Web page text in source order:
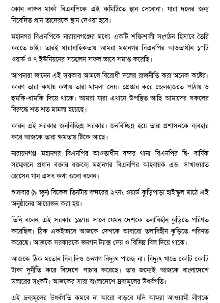
কোন লাঙ্গল মার্কা বিএনপিকে এই কমিটিতে স্থান দেবোনা। যারা দলের জন্য
নিবেদিত প্রান তাদেরকে স্থান দেওয়া হবে।
মহানগর বিএনপিকে নারায়ণগঞ্জের মধ্যে একটি শক্তিশালী সংগঠন হিসাবে তৈরি
করতে চাই। তারই ধারাবাহিকতায় আমরা মহানগর বিএনপির আওতাধীন ১৭টি
ওয়ার্ড ও ৭ ইউনিয়নের সম্মেলন সফল ভাবে সমাপ্ত করেছি।
আপনারা জানেন এই সরকার আমলে বিরোধী দলের রাজনীতি করা অনেক কষ্টের।
কারণ তারা কথায় কথায় তারা মামলা দেয়। গ্রেপ্তার করে জেলহাজতে পাঠায় ও
হুমকি-ধামকি দিয়ে থাকে। আমরা যারা এখানে উপস্থিত আছি আমাদের সকলের
বিরুদ্ধে শত শত মামলা হয়েছে।
কারন এই সরকার জনবিচ্ছিন্ন সরকার। জনবিচ্ছিন্ন হয়ে তারা প্রশাসনকে ব্যবহার
করে আজকে তারা ক্ষমতায় টিকে আছে। ‌
নারায়ণগঞ্জ মহানগর বিএনপির আওতাধীন বন্দর থানা বিএনপির দ্বি- বার্ষিক
সম্মেলনে প্রধান বক্তার বক্তব্যে মহানগর বিএনপির আহ্বায়ক এড. সাখাওয়াত
হোসেন খান এসব কথা গুলো বলেন।
শুক্রবার (৯ জুন) বিকেল তিনটায় বন্দরের ২৭নং ওয়ার্ড কুড়িপাড়া হাইস্কুল মাঠে এই
অনুষ্ঠানের আয়োজন করা হয়।
তিনি বলেন, এই সরকার ১৯৭৪ সালে যেমন দেশকে তলাবিহীন ঝুড়িতে পরিণত
করেছিল। ঠিক একইভাবে আজকে দেশকে আবারো তলাবিহীন ঝুড়িতে পরিণত
করেছে। আজকে সরকারকে জনগন ট্যাক্স দেয় ও বিভিন্ন বিল দিয়ে থাকে।
আজকে ঠিক মতোন বিল দিও জনগণ বিদ্যুৎ পাচ্ছে না। বিদ্যুৎ খাতে কোটি কোটি
টাকা দুর্নীতি করে বিদেশে পাচার করেছে। তার জন্যেই আজকে বাংলাদেশে
ডলারের সংকট। আজকের সারা বাংলাদেশে দ্রব্যমূলের উর্ধ্বগতি।
এই দ্রব্যমূলের উর্ধ্বগতি কমবে না আরো বাড়বে যদি আমরা আওয়ামী লীগকে